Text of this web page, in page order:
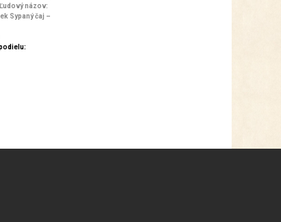
názov:
Sypaný čaj –